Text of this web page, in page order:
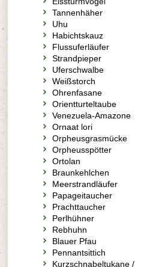
Tannenhäher
Uhu
Habichtskauz
Flussuferläufer
Strandpieper
Uferschwalbe
Weißstorch
Ohrenfasane
Orientturteltaube
Venezuela-Amazone
Ornaat lori
Orpheusgrasmücke
Orpheusspötter
Ortolan
Braunkehlchen
Meerstrandläufer
Papageitaucher
Prachttaucher
Perlhühner
Rebhuhn
Blauer Pfau
Pennantsittich
Kurzschnabeltukane /